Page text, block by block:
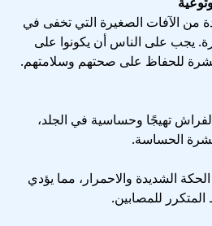
من الآفات الصغيرة التي تخفى في
يجب على الناس أن يكونوا على
للحفاظ على صحتهم وسلامتهم.
تهيجًا وحساسية في الجلد،
الحساسة.
الشديدة والاحمرار، مما يؤدي
للمصابين.